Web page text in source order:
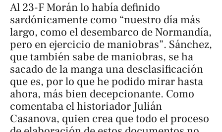
Al 23-F Morán lo había definido
sardónicamente como “nuestro día más
largo, como el desembarco de Normandía,
pero en ejercicio de maniobras”. Sánchez,
que también sabe de maniobras, se ha
sacado de la manga una desclasificación
que es, por lo que he podido mirar hasta
ahora, más bien decepcionante. Como
comentaba el historiador Julián
Casanova, quien crea que todo el proceso